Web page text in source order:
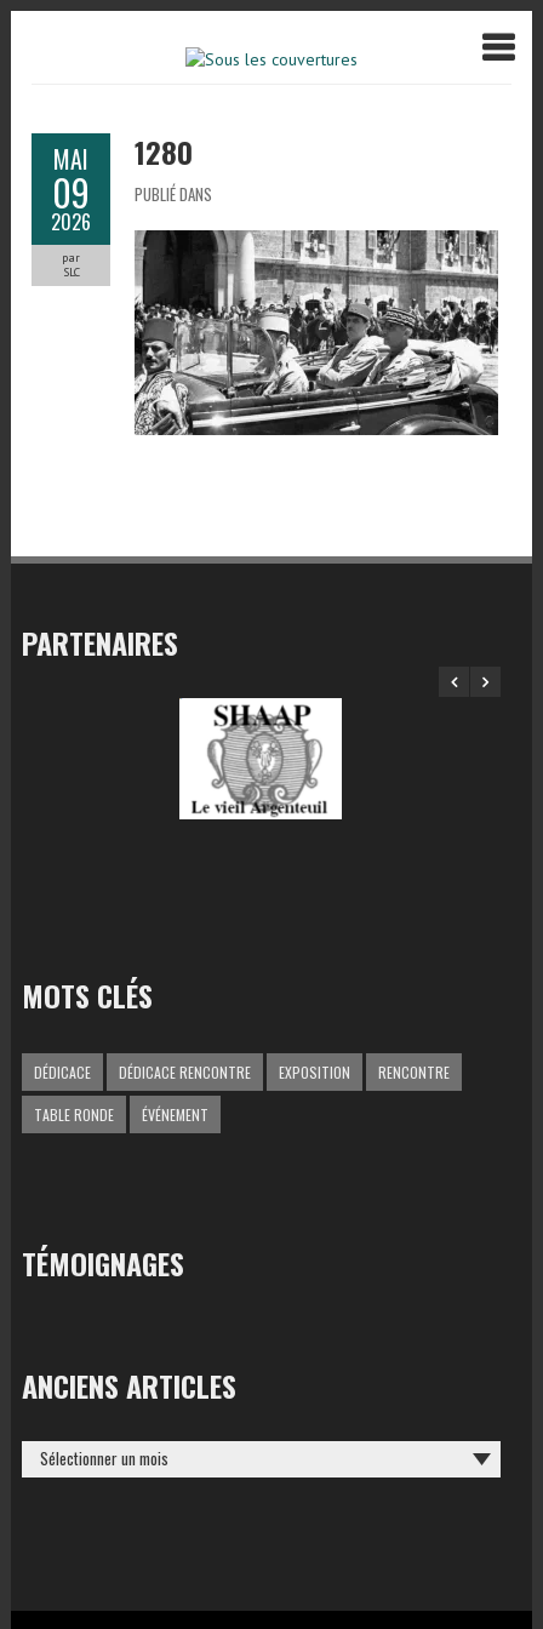
MAI
09
2026
par
SLC
1280
PUBLIÉ DANS
PARTENAIRES
MOTS CLÉS
DÉDICACE DÉDICACE RENCONTRE EXPOSITION RENCONTRE
TABLE RONDE ÉVÉNEMENT
TÉMOIGNAGES
ANCIENS ARTICLES
ANCIENS